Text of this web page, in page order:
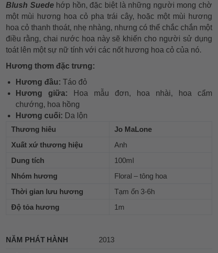
Blush Suedehớp hồn, đặc biệt là những người mong chờ
một mùi hương hoa cỏ pha trái cây, hoặc một mùi hương
hoa cỏ thanh thoát, nhẹ nhàng, nhưng có thể chắc chắn một
điều rằng, chai nước hoa này sẽ khiến cho người sử dụng
toát lên một sự nữ tính với các nốt hương hoa cỏ của nó.
Hương thơm đặc trưng:
Hương đầu: Táo đỏ
Hương giữa: Hoa mẫu đơn, hoa nhài, hoa cẩm
chướng, hoa hồng
Hương cuối: Da lộn
Thương hiêu
Jo MaLone
Xuất xứ thương hiệu
Anh
Dung tích
100ml
Nhóm hương
Floral – tông hoa
Thời gian lưu hương
Tạm ổn 3-6h
Độ tỏa hương
1m
NĂM PHÁT HÀNH 2013